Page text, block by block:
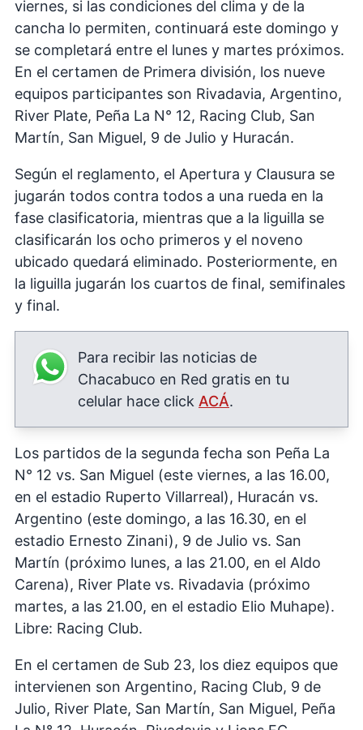
viernes, si las condiciones del clima y de la
cancha lo permiten, continuará este domingo y
se completará entre el lunes y martes próximos.
En el certamen de Primera división, los nueve
equipos participantes son Rivadavia, Argentino,
River Plate, Peña La N° 12, Racing Club, San
Martín, San Miguel, 9 de Julio y Huracán.
Según el reglamento, el Apertura y Clausura se
jugarán todos contra todos a una rueda en la
fase clasificatoria, mientras que a la liguilla se
clasificarán los ocho primeros y el noveno
ubicado quedará eliminado. Posteriormente, en
la liguilla jugarán los cuartos de final, semifinales
y final.
Para recibir las noticias de
Chacabuco en Red gratis en tu
celular hace click ACÁ.
Los partidos de la segunda fecha son Peña La
N° 12 vs. San Miguel (este viernes, a las 16.00,
en el estadio Ruperto Villarreal), Huracán vs.
Argentino (este domingo, a las 16.30, en el
estadio Ernesto Zinani), 9 de Julio vs. San
Martín (próximo lunes, a las 21.00, en el Aldo
Carena), River Plate vs. Rivadavia (próximo
martes, a las 21.00, en el estadio Elio Muhape).
Libre: Racing Club.
En el certamen de Sub 23, los diez equipos que
intervienen son Argentino, Racing Club, 9 de
Julio, River Plate, San Martín, San Miguel, Peña